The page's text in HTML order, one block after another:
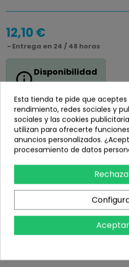
12,10 €
Entrega en 24 / 48 horas
info_outlineDisponibilidad
Añadir
shareCompartir
Información
Detalles del producto
Esta tienda te pide que
rendimiento, redes sociales y
sociales y las cookies
utilizan para ofrecerte
anuncios personalizados.
procesamiento de datos
Aceptar